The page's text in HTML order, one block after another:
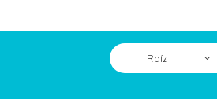
Raíz